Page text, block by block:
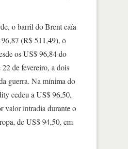
o barril do Brent caía
(R$ 511,49), o
os US$ 96,84 do
22 de fevereiro, a dois
guerra. Na mínima do
cedeu a US$ 96,50,
valor intradia durante o
de US$ 94,50, em